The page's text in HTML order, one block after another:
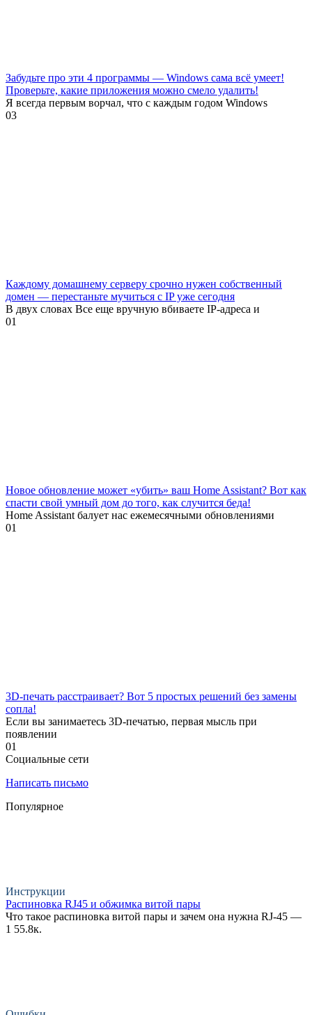
Забудьте про эти 4 программы — Windows сама всё умеет!
Проверьте, какие приложения можно смело удалить!
Я всегда первым ворчал, что с каждым годом Windows
03
Каждому домашнему серверу срочно нужен собственный
домен — перестаньте мучиться с IP уже сегодня
В двух словах Все еще вручную вбиваете IP-адреса и
01
Новое обновление может «убить» ваш Home Assistant? Вот как
спасти свой умный дом до того, как случится беда!
Home Assistant балует нас ежемесячными обновлениями
01
3D-печать расстраивает? Вот 5 простых решений без замены
сопла!
Если вы занимаетесь 3D-печатью, первая мысль при
появлении
01
Социальные сети
Написать письмо
Популярное
Инструкции
Распиновка RJ45 и обжимка витой пары
Что такое распиновка витой пары и зачем она нужна RJ-45 —
1 55.8к.